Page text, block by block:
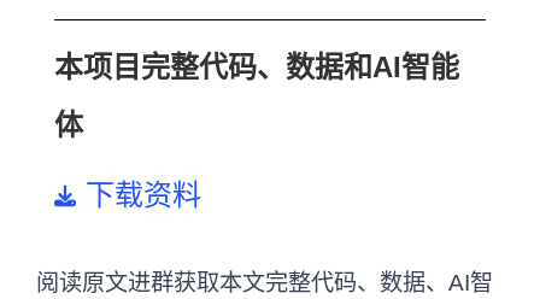
本项目完整代码、数据和AI智能
体
下载资料
阅读原文进群获取本文完整代码、数据、AI智